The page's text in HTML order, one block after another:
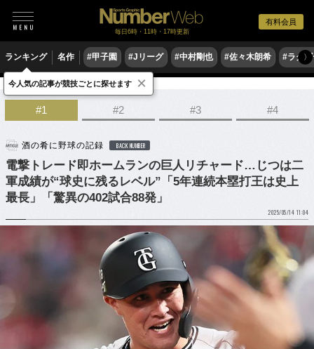
有料会員
毎日6時・11時・17時更新
ランキング 名作 #甲子園 #Jリーグ #中村剛也 #佐々木朗希 #ラグ〉
野球 プロ野球
#1 #2 #3 #4
酒の肴に野球の記録 BACK NUMBER
電撃トレード即ホームランの巨人リチャード…じつは二
軍成績が“球史に残るレベル”「5年連続本塁打王は史上
最長」「驚異の402試合88発」
2025/05/14 11:04
今人気の記事が競技ごとに探せます ×